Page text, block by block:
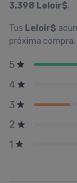
3.398 Leloir$.
Tus Leloir$
próxima compra.
5
4
3
2
1